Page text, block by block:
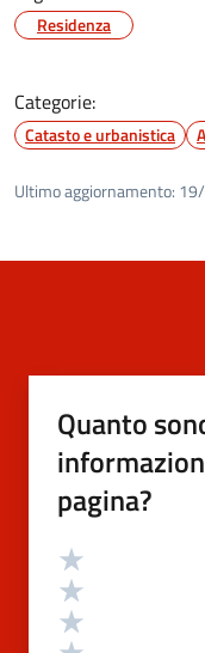
Residenza
Categorie:
Catasto e urbanistica
Ultimo aggiornamento:
Quanto
pagina?
Valutazione